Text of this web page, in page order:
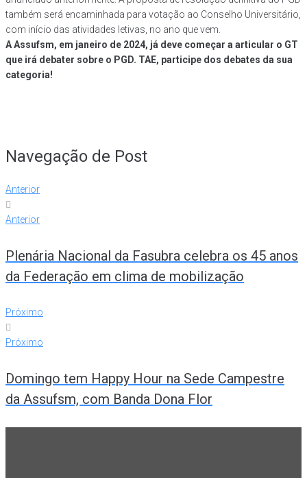
também será encaminhada para votação ao Conselho Universitário,
com início das atividades letivas, no ano que vem.
A Assufsm, em janeiro de 2024, já deve começar a articular o GT
que irá debater sobre o PGD. TAE, participe dos debates da sua
categoria!
Navegação de Post
Anterior
Anterior
Plenária Nacional da Fasubra celebra os 45 anos
da Federação em clima de mobilização
Próximo
Próximo
Domingo tem Happy Hour na Sede Campestre
da Assufsm, com Banda Dona Flor